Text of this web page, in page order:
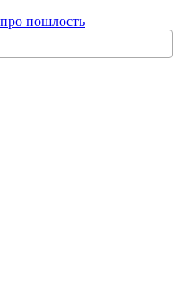
про пошлость